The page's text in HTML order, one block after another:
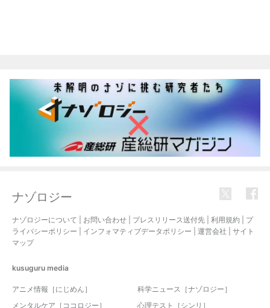
ナゾロジー
ナゾロジーについて お問い合わせ プレスリリース送付先 利用規約
プ
ライバシーポリシー
インフォマティブデータポリシー 運営会社
サイト
マップ
kusuguru media
アニメ情報［にじめん］
科学ニュース［ナゾロジー］
メンタルケア［ココロジー］
心理テスト［シンリ］